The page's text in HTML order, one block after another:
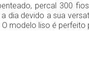
percal 300
dia devido a sua
modelo liso é